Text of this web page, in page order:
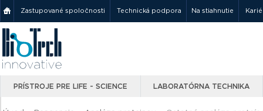
Zastupované spoločnosti Technická podpora Na stiahnutie
PRÍSTROJE PRE LIFE - SCIENCE LABORATÓRNA TECHNIKA